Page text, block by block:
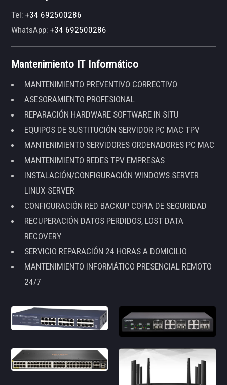
Tel:+34 692500286
WhatsApp:+34 692500286
Mantenimiento IT Informático
MANTENIMIENTO PREVENTIVO CORRECTIVO
ASESORAMIENTO PROFESIONAL
REPARACIÓN HARDWARE SOFTWARE IN SITU
EQUIPOS DE SUSTITUCIÓN SERVIDOR PC MAC TPV
MANTENIMIENTO SERVIDORES ORDENADORES PC MAC
MANTENIMIENTO REDES TPV EMPRESAS
INSTALACIÓN/CONFIGURACIÓN WINDOWS SERVER
LINUX SERVER
CONFIGURACIÓN RED BACKUP COPIA DE SEGURIDAD
RECUPERACIÓN DATOS PERDIDOS, LOST DATA
RECOVERY
SERVICIO REPARACIÓN 24 HORAS A DOMICILIO
MANTENIMIENTO INFORMÁTICO PRESENCIAL REMOTO
24/7